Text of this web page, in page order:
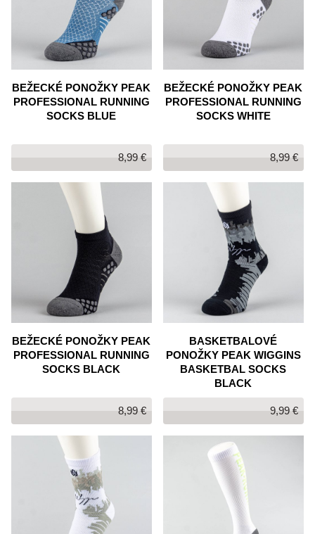
BEŽECKÉ PONOŽKY PEAK
PROFESSIONAL RUNNING
SOCKS BLUE
8,99 €
BEŽECKÉ PONOŽKY PEAK
PROFESSIONAL RUNNING
SOCKS WHITE
8,99 €
BEŽECKÉ PONOŽKY PEAK
PROFESSIONAL RUNNING
SOCKS BLACK
8,99 €
BASKETBALOVÉ
PONOŽKY PEAK WIGGINS
BASKETBAL SOCKS
BLACK
9,99 €